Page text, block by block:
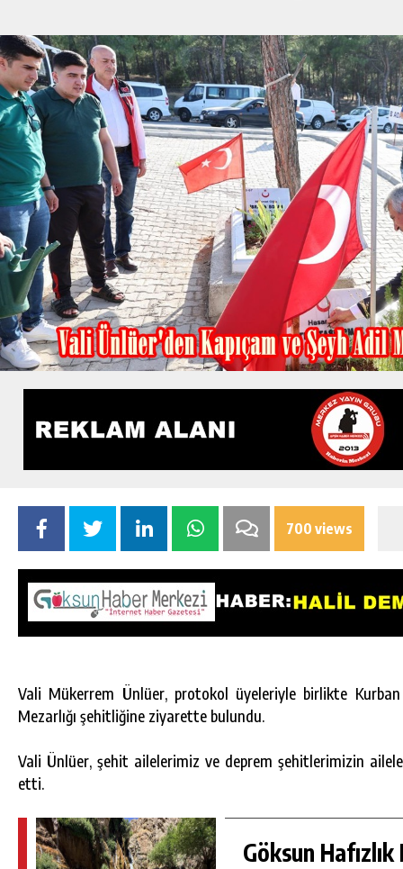
700 views
Vali Mükerrem Ünlüer, protokol üyeleriyle birlikte Kurban
Mezarlığı şehitliğine ziyarette bulundu.
Vali Ünlüer, şehit ailelerimiz ve deprem şehitlerimizin
etti.
Göksun Hafızlık